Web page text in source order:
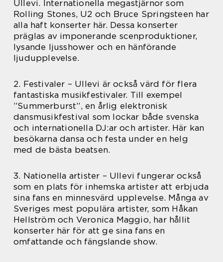
Ullevi. Internationella megastjärnor som
Rolling Stones, U2 och Bruce Springsteen har
alla haft konserter här. Dessa konserter
präglas av imponerande scenproduktioner,
lysande ljusshower och en hänförande
ljudupplevelse.
2. Festivaler – Ullevi är också värd för flera
fantastiska musikfestivaler. Till exempel
”Summerburst”, en årlig elektronisk
dansmusikfestival som lockar både svenska
och internationella DJ:ar och artister. Här kan
besökarna dansa och festa under en helg
med de bästa beatsen.
3. Nationella artister – Ullevi fungerar också
som en plats för inhemska artister att erbjuda
sina fans en minnesvärd upplevelse. Många av
Sveriges mest populära artister, som Håkan
Hellström och Veronica Maggio, har hållit
konserter här för att ge sina fans en
omfattande och fängslande show.